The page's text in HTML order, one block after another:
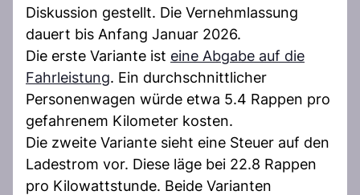
Diskussion gestellt. Die Vernehmlassung
dauert bis Anfang Januar 2026.
Die erste Variante ist eine Abgabe auf die
Fahrleistung. Ein durchschnittlicher
Personenwagen würde etwa 5.4 Rappen pro
gefahrenem Kilometer kosten.
Die zweite Variante sieht eine Steuer auf den
Ladestrom vor. Diese läge bei 22.8 Rappen
pro Kilowattstunde. Beide Varianten